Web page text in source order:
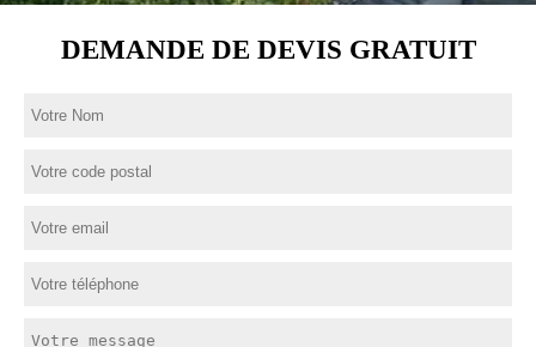
DEMANDE DE DEVIS GRATUIT